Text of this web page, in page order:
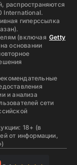
распространяются
International.
гиперссылка
(включая Getty
основании
и анализа
сети
18+ (в
от информации,